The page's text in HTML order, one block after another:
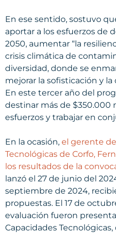
En ese sentido, sostuvo
aportar a los esfuerzos de
2050, aumentar “la
crisis climática de
diversidad, donde se
mejorar la sofisticación y
En este tercer año del
destinar más de $350.000
esfuerzos y trabajar en
En la ocasión, el gerente
Tecnológicas de Corfo,
los resultados de la
lanzó el 27 de junio del
septiembre de 2024,
propuestas. El 17 de
evaluación fueron
Capacidades